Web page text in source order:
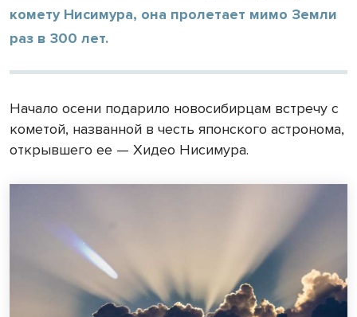
комету Нисимура, она пролетает мимо Земли
раз в 300 лет.
Начало осени подарило новосибирцам встречу с
кометой, названной в честь японского астронома,
открывшего ее — Хидео Нисимура.